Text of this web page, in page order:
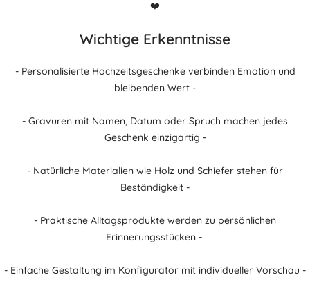
❤️
Wichtige Erkenntnisse
- Personalisierte Hochzeitsgeschenke verbinden Emotion und
bleibenden Wert -
- Gravuren mit Namen, Datum oder Spruch machen jedes
Geschenk einzigartig -
- Natürliche Materialien wie Holz und Schiefer stehen für
Beständigkeit -
- Praktische Alltagsprodukte werden zu persönlichen
Erinnerungsstücken -
- Einfache Gestaltung im Konfigurator mit individueller Vorschau -